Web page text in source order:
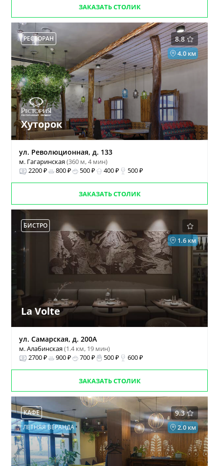
ЗАКАЗАТЬ СТОЛИК
8.8
РЕСТОРАН
4.0 км
Хуторок
ул. Революционная, д. 133
м. Гагаринская(360 м, 4 мин)
2200 ₽
800 ₽ 500 ₽ 400 ₽ 500 ₽
ЗАКАЗАТЬ СТОЛИК
БИСТРО
1.6 км
La Volte
ул. Самарская, д. 200А
м. Алабинская(1.4 км, 19 мин)
2700 ₽
900 ₽ 700 ₽ 500 ₽ 600 ₽
ЗАКАЗАТЬ СТОЛИК
9.3
КАФЕ
2.0 км
ЛЕТНЯЯ ВЕРАНДА